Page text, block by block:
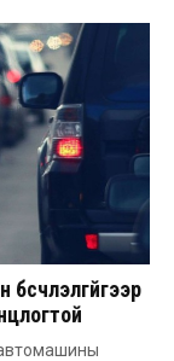
автомашины